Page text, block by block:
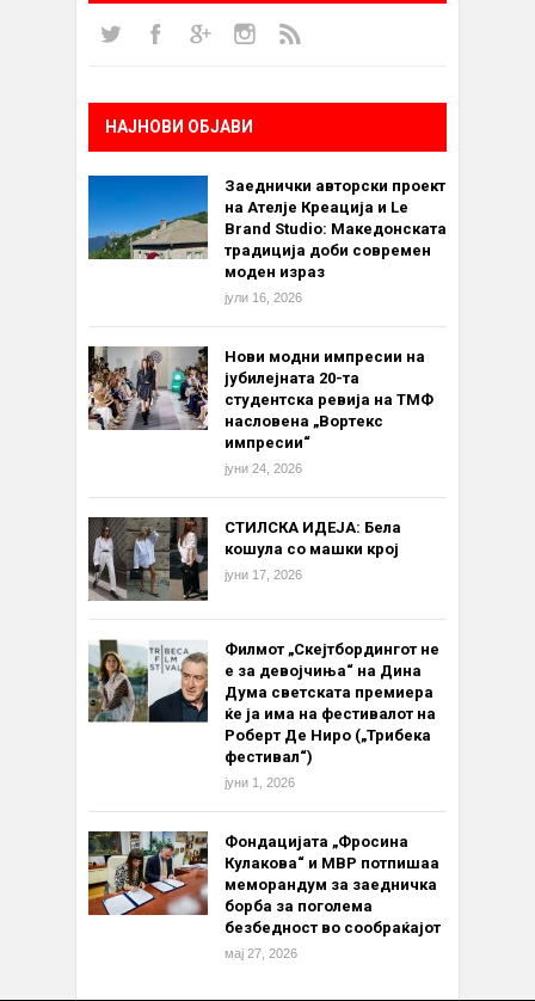
НАЈНОВИ ОБЈАВИ
Заеднички авторски проект
на Ателје Креација и Le
Brand Studio: Македонската
традиција доби современ
моден израз
јули 16, 2026
Нови модни импресии на
јубилејната 20-та
студентска ревија на ТМФ
насловена „Вортекс
импресии“
јуни 24, 2026
СТИЛСКА ИДЕЈА: Бела
кошула со машки крој
јуни 17, 2026
Филмот „Скејтбордингот не
е за девојчиња“ на Дина
Дума светската премиера
ќе ја има на фестивалот на
Роберт Де Ниро („Трибека
фестивал“)
јуни 1, 2026
Фондацијата „Фросина
Кулакова“ и МВР потпишаа
меморандум за заедничка
борба за поголема
безбедност во сообраќајот
мај 27, 2026